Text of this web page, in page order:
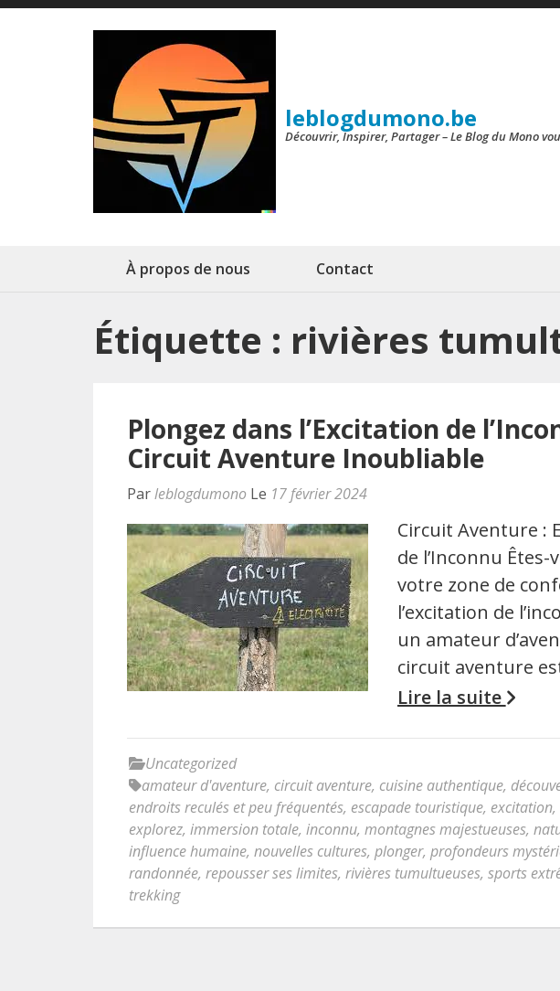
Aller
leblogdumono.be
Découvrir, Inspirer, Partager – Le Blog du Mono
À propos de nous Contact
Étiquette : rivières
Plongez dans l’Excitation de
Circuit Aventure Inoubliable
Parleblogdumono Le 17 février 2024
Circuit Aventure :
de l’Inconnu
votre zone de
l’excitation de
un amateur
circuit aventure
Lire la suite
Uncategorized
amateur d'aventure, circuit aventure, cuisine authentique,
endroits reculés et peu fréquentés, escapade touristique, excitation,
explorez, immersion totale, inconnu, montagnes majestueuses,
influence humaine, nouvelles cultures, plonger, profondeurs
randonnée, repousser ses limites, rivières tumultueuses, sports
trekking